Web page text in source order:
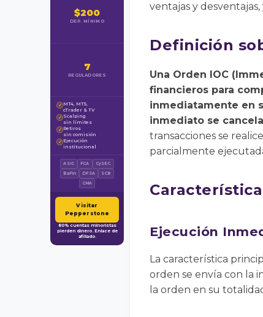
$200
DEP. MÍNIMO
7
REGULADORES
✓ MT4, MT5,
cTrader & TV
✓ Scalping
sin límites
✓ Retiros
sin comisión
✓ Ejecución
institucional
ASIC FCA
CySEC
BaFin
DFSA
SCB
CMA
Visitar
Pepperstone
80% cuentas minoristas
pierden dinero. Enlace de
afiliado.
ventajas y
Definición
Una Orden IOC
financieros para
inmediatamente en
inmediato se
transacciones se
parcialmente
Ejecución
La característica
orden se envía con la
la orden en su